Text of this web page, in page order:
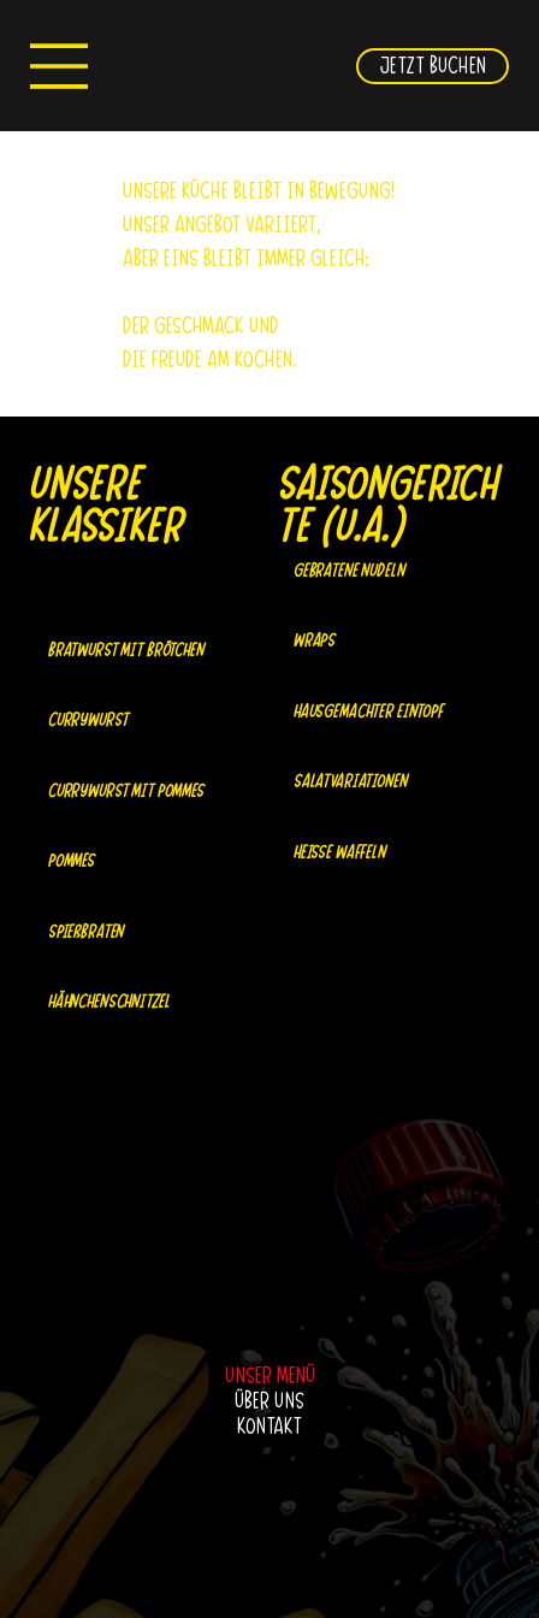
JETZT BUCHEN
Unsere Küche bleibt in Bewegung!
Unser angebot variiert,
aber eins bleibt immer gleich:
Der Geschmack und
die Freude am Kochen.
UNSERE
Klassiker
Bratwurst mit brötchen
currywurst
currywurst mit pommes
pommes
Spießbraten
Hähnchenschnitzel
Saisongerich
te (u.a.)
Gebratene Nudeln
Wraps
Hausgemachter eintopf
Salatvariationen
heisse waffeln
Unser Menü
Über uns
Kontakt